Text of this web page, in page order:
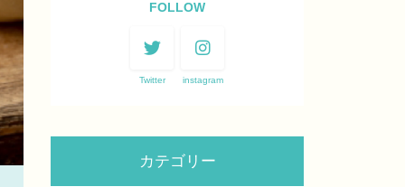
FOLLOW
Twitter instagram
カテゴリー